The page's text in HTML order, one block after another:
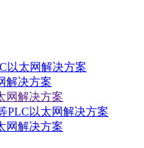
以太网解决方案
解决方案
网解决方案
PLC以太网解决方案
网解决方案